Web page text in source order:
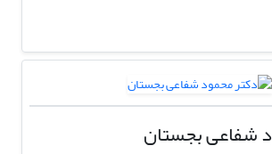
شفاعی بجستان